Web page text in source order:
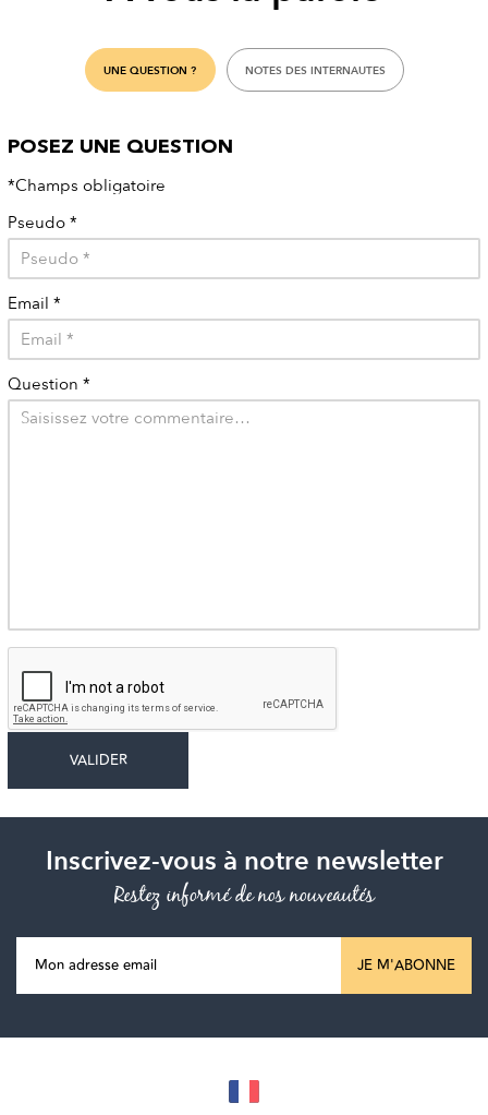
UNE QUESTION ? NOTES DES INTERNAUTES
POSEZ UNE QUESTION
*Champs obligatoire
Pseudo *
Email *
Question *
Inscrivez-vous à notre newsletter
Restez informé de nos nouveautés
JE M'ABONNE